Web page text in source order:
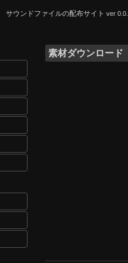
サウンドファイルの配布サイト ver
素材ダウンロード